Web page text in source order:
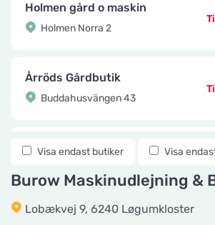
Holmen gård o maskin
Holmen Norra 2
Årröds Gårdbutik
Buddahusvängen 43
Knuttes Djurcenter
vetzoo.se
Visa endast butiker Visa
Burow Maskinudlejning &
Lobækvej 9, 6240 Løgumkloster